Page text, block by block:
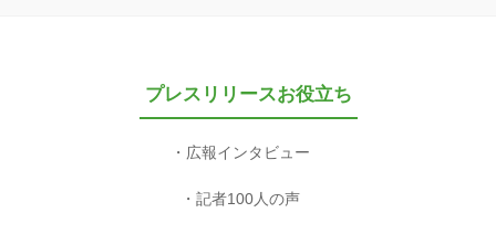
プレスリリースお役立ち
広報インタビュー
記者100人の声